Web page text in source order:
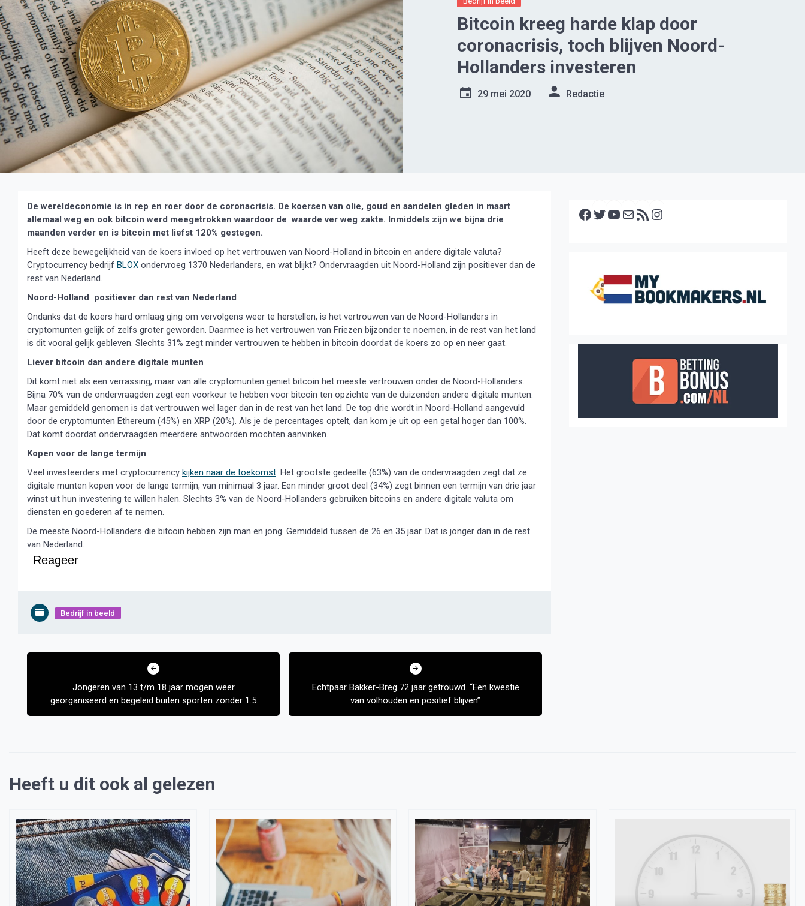
Bitcoin kreeg harde klap door
coronacrisis, toch blijven Noord-
Hollanders investeren
29 mei 2020 Redactie
De wereldeconomie is in rep en roer door de coronacrisis. De koersen van olie, goud en aandelen gleden in maart
allemaal weg en ook bitcoin werd meegetrokken waardoor de waarde ver weg zakte. Inmiddels zijn we bijna drie
maanden verder en is bitcoin met liefst 120% gestegen.
Heeft deze bewegelijkheid van de koers invloed op het vertrouwen van Noord-Holland in bitcoin en andere digitale valuta?
Cryptocurrency bedrijf BLOX ondervroeg 1370 Nederlanders, en wat blijkt? Ondervraagden uit Noord-Holland zijn positiever dan de
rest van Nederland.
Noord-Holland positiever dan rest van Nederland
Ondanks dat de koers hard omlaag ging om vervolgens weer te herstellen, is het vertrouwen van de Noord-Hollanders in
cryptomunten gelijk of zelfs groter geworden. Daarmee is het vertrouwen van Friezen bijzonder te noemen, in de rest van het land
is dit vooral gelijk gebleven. Slechts 31% zegt minder vertrouwen te hebben in bitcoin doordat de koers zo op en neer gaat.
Liever bitcoin dan andere digitale munten
Dit komt niet als een verrassing, maar van alle cryptomunten geniet bitcoin het meeste vertrouwen onder de Noord-Hollanders.
Bijna 70% van de ondervraagden zegt een voorkeur te hebben voor bitcoin ten opzichte van de duizenden andere digitale munten.
Maar gemiddeld genomen is dat vertrouwen wel lager dan in de rest van het land. De top drie wordt in Noord-Holland aangevuld
door de cryptomunten Ethereum (45%) en XRP (20%). Als je de percentages optelt, dan kom je uit op een getal hoger dan 100%.
Dat komt doordat ondervraagden meerdere antwoorden mochten aanvinken.
Kopen voor de lange termijn
Veel investeerders met cryptocurrency kijken naar de toekomst. Het grootste gedeelte (63%) van de ondervraagden zegt dat ze
digitale munten kopen voor de lange termijn, van minimaal 3 jaar. Een minder groot deel (34%) zegt binnen een termijn van drie jaar
winst uit hun investering te willen halen. Slechts 3% van de Noord-Hollanders gebruiken bitcoins en andere digitale valuta om
diensten en goederen af te nemen.
De meeste Noord-Hollanders die bitcoin hebben zijn man en jong. Gemiddeld tussen de 26 en 35 jaar. Dat is jonger dan in de rest
van Nederland.
Reageer
Bedrijf in beeld
Bericht
Jongeren van 13 t/m 18 jaar mogen weer
georganiseerd en begeleid buiten sporten zonder 1.5
meter afstand te houden
Echtpaar Bakker-Breg 72 jaar getrouwd. “Een kwestie
van volhouden en positief blijven”
Facebook Twitter YouTube E-mail RSS feed
Heeft u dit ook al gelezen